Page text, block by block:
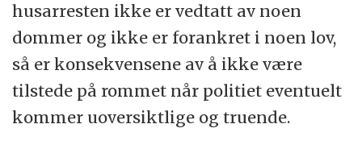
husarresten ikke er vedtatt av noen
dommer og ikke er forankret i noen lov,
så er konsekvensene av å ikke være
tilstede på rommet når politiet eventuelt
kommer uoversiktlige og truende.